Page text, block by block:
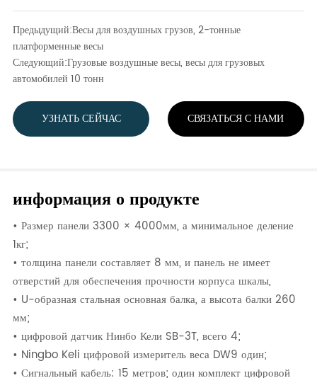
Предыдущий:Весы для воздушных грузов, 2-тонные
платформенные весы
Следующий:Грузовые воздушные весы, весы для грузовых
автомобилей 10 тонн
УЗНАТЬ СЕЙЧАС СВЯЗАТЬСЯ С НАМИ
информация о продукте
• Размер панели 3300 × 4000мм, а минимальное деление
1кг;
• толщина панели составляет 8 мм, и панель не имеет
отверстий для обеспечения прочности корпуса шкалы,
• U-образная стальная основная балка, а высота балки 260
мм;
• цифровой датчик Нинбо Кели SB-3T, всего 4;
• Ningbo Keli цифровой измеритель веса DW9 один;
• Сигнальный кабель: 15 метров; один комплект цифровой